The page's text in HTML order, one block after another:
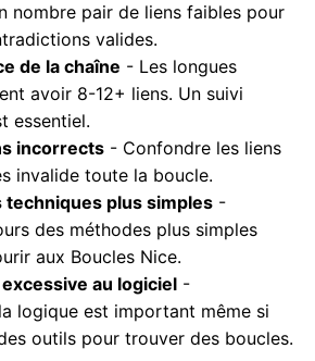
nombre pair de liens faibles pour
valides.
de la chaîne - Les longues
avoir 8-12+ liens. Un suivi
essentiel.
incorrects - Confondre les liens
invalide toute la boucle.
techniques plus simples -
des méthodes plus simples
aux Boucles Nice.
au logiciel -
logique est important même si
outils pour trouver des boucles.